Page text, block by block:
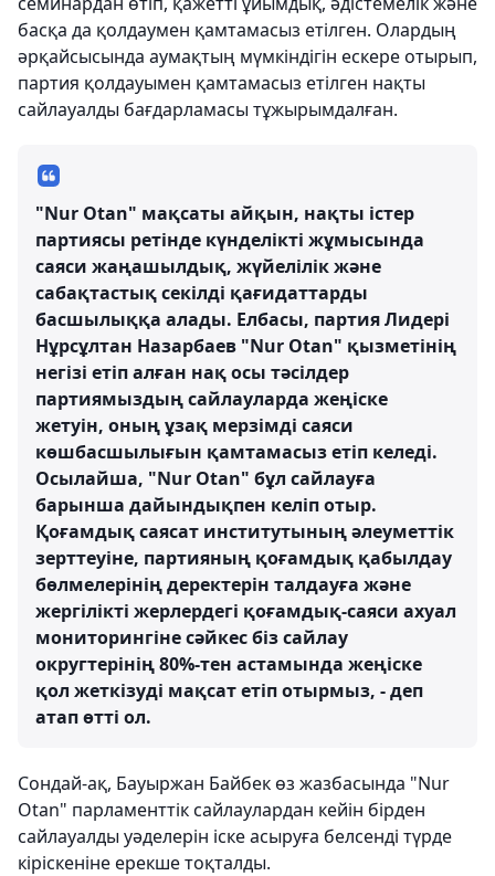
басқа да қолдаумен қамтамасыз етілген. Олардың
әрқайсысында аумақтың мүмкіндігін ескере отырып,
партия қолдауымен қамтамасыз етілген нақты
сайлауалды бағдарламасы тұжырымдалған.
"Nur Otan" мақсаты айқын, нақты істер
партиясы ретінде күнделікті жұмысында
саяси жаңашылдық, жүйелілік және
сабақтастық секілді қағидаттарды
басшылыққа алады. Елбасы, партия Лидері
Нұрсұлтан Назарбаев "Nur Otan" қызметінің
негізі етіп алған нақ осы тәсілдер
партиямыздың сайлауларда жеңіске
жетуін, оның ұзақ мерзімді саяси
көшбасшылығын қамтамасыз етіп келеді.
Осылайша, "Nur Otan" бұл сайлауға
барынша дайындықпен келіп отыр.
Қоғамдық саясат институтының әлеуметтік
зерттеуіне, партияның қоғамдық қабылдау
бөлмелерінің деректерін талдауға және
жергілікті жерлердегі қоғамдық-саяси ахуал
мониторингіне сәйкес біз сайлау
округтерінің 80%-тен астамында жеңіске
қол жеткізуді мақсат етіп отырмыз, - деп
атап өтті ол.
Сондай-ақ, Бауыржан Байбек өз жазбасында "Nur
Otan" парламенттік сайлаулардан кейін бірден
сайлауалды уәделерін іске асыруға белсенді түрде
кіріскеніне ерекше тоқталды.